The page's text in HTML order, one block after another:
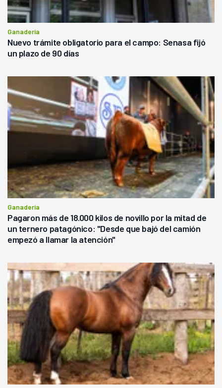
Ganadería
Nuevo trámite obligatorio para el campo: Senasa fijó
un plazo de 90 días
Ganadería
Pagaron más de 18.000 kilos de novillo por la mitad de
un ternero patagónico: "Desde que bajó del camión
empezó a llamar la atención"